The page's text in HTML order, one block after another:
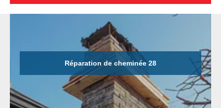
Réparation de cheminée 28